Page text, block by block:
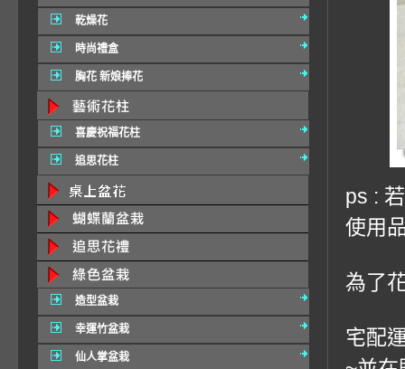
乾燥花
時尚禮盒
胸花 新娘捧花
喜慶祝福花柱
追思花柱
造型盆栽
幸運竹盆栽
仙人掌盆栽
ps :
使用
為了
宅配